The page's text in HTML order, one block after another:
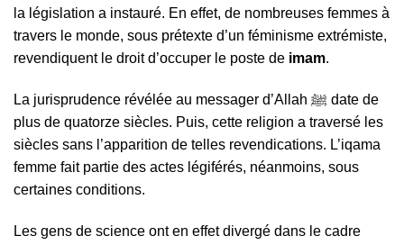
la législation a instauré. En effet, de nombreuses femmes à
travers le monde, sous prétexte d’un féminisme extrémiste,
revendiquent le droit d’occuper le poste de imam.
La jurisprudence révélée au messager d’Allah ﷺ date de
plus de quatorze siècles. Puis, cette religion a traversé les
siècles sans l’apparition de telles revendications. L’iqama
femme fait partie des actes légiférés, néanmoins, sous
certaines conditions.
Les gens de science ont en effet divergé dans le cadre